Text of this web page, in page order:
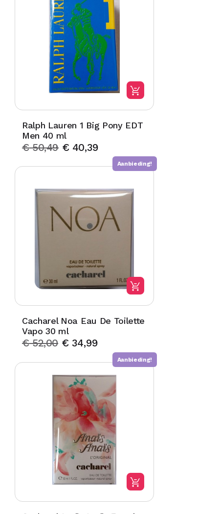
Ralph Lauren 1 Big Pony EDT
Men 40 ml
€50,49 €40,39
Aanbieding!
Cacharel Noa Eau De Toilette
Vapo 30 ml
€52,00 €34,99
Aanbieding!